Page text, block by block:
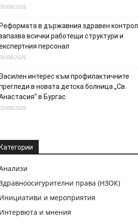
08/2026
в държавния здравен контрол
всички работещи структури и
персонал
08/2026
интерес към профилактичните
в новата детска болница „Св.
в Бургас
08/2026
права (НЗОК)
и мероприятия
и мнения